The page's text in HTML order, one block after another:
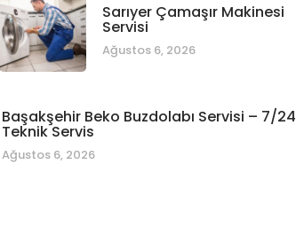
Sarıyer Çamaşır Makinesi
Servisi
Ağustos 6, 2026
Başakşehir Beko Buzdolabı Servisi – 7/24
Teknik Servis
Ağustos 6, 2026